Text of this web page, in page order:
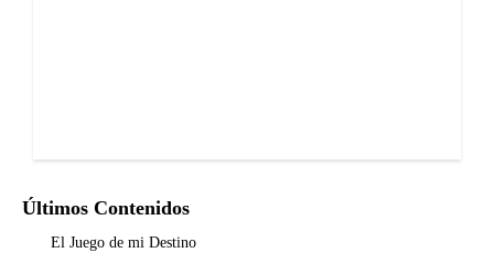
Últimos Contenidos
El Juego de mi Destino